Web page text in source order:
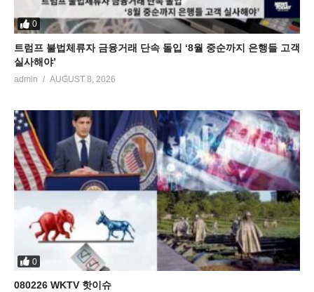
0
트럼프 불법체류자 금융거래 단속 돌입 ‘8월 중순까지 은행들 고객
실사해야’
admin AUGUST 8, 2026
0
080226 WKTV 핫이슈